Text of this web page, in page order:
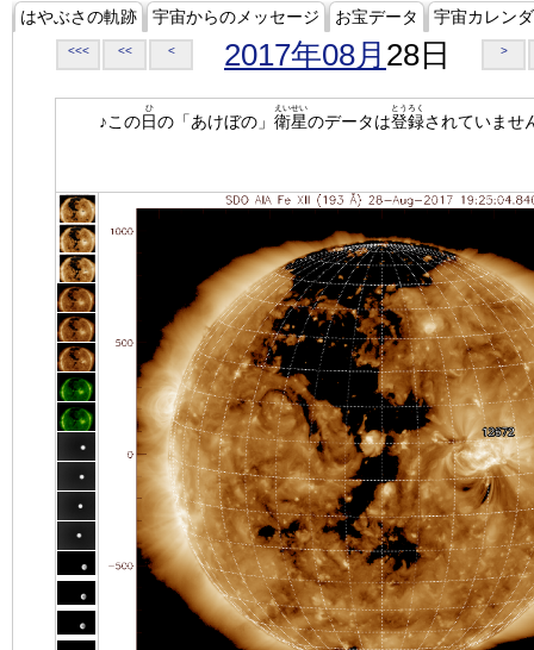
はやぶさの軌跡 宇宙からのメッセージ お宝データ 宇宙カレン
<<< << < 2017年08月 28日 >
♪この日
ひ
の「あけぼの」 衛星
えいせい
のデータは登録
とうろく
されていませ